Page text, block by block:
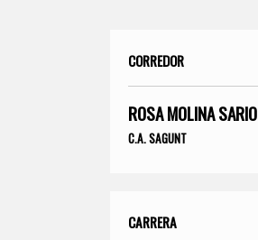
CORREDOR
ROSA MOLINA SARIO
C.A. SAGUNT
CARRERA